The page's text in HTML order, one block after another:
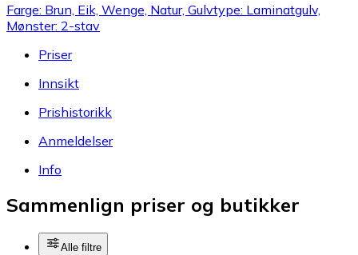
Farge: Brun, Eik, Wenge, Natur, Gulvtype: Laminatgulv,
Mønster: 2-stav
Priser
Innsikt
Prishistorikk
Anmeldelser
Info
Sammenlign priser og butikker
Alle filtre